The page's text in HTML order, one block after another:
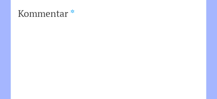
Kommentar*